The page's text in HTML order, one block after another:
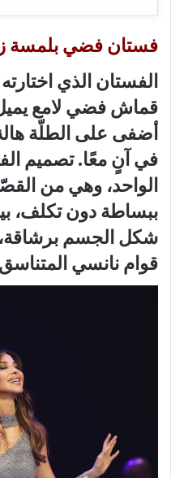
فستان فضي بلمسة
الفستان الذي
قماش فضي لامع يميل
أضفى على الطلّة
في آنٍ معًا. تصميم
الواحد، وهي من
ببساطة دون تكلف،
شكل الجسم
قوام نانسي